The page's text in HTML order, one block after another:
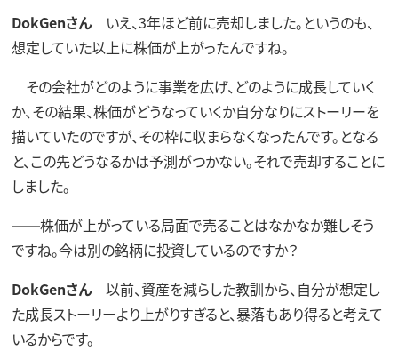
DokGenさんいえ、3年ほど前に売却しました。というのも、
想定していた以上に株価が上がったんですね。
その会社がどのように事業を広げ、どのように成長していく
か、その結果、株価がどうなっていくか自分なりにストーリーを
描いていたのですが、その枠に収まらなくなったんです。となる
と、この先どうなるかは予測がつかない。それで売却することに
しました。
──株価が上がっている局面で売ることはなかなか難しそう
ですね。今は別の銘柄に投資しているのですか？
DokGenさん以前、資産を減らした教訓から、自分が想定し
た成長ストーリーより上がりすぎると、暴落もあり得ると考えて
いるからです。